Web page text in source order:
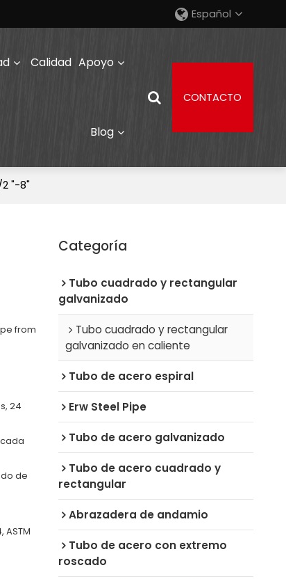
Español
Calidad Apoyo
Blog
CONTACTO
"-8"
from
24
de
ASTM
Categoría
Tubo cuadrado y rectangular
galvanizado
Tubo cuadrado y rectangular
galvanizado en caliente
Tubo de acero espiral
Erw Steel Pipe
Tubo de acero galvanizado
Tubo de acero cuadrado y
rectangular
Abrazadera de andamio
Tubo de acero con extremo
roscado